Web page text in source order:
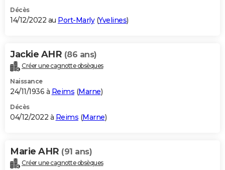
Décès
14/12/2022 au Port-Marly(Yvelines)
Jackie AHR (86 ans)
Créer une cagnotte obsèques
Naissance
24/11/1936 à Reims (Marne)
Décès
04/12/2022 à Reims (Marne)
Marie AHR (91 ans)
Créer une cagnotte obsèques